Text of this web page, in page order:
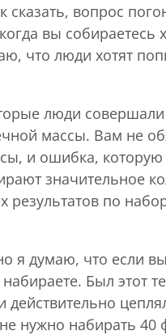
вопрос
вы собираетесь
что люди хотят
люди
массы. Вам не
и ошибка, которую
значительное
результатов по
я думаю, что если вы
Был этот
нужно набирать 40